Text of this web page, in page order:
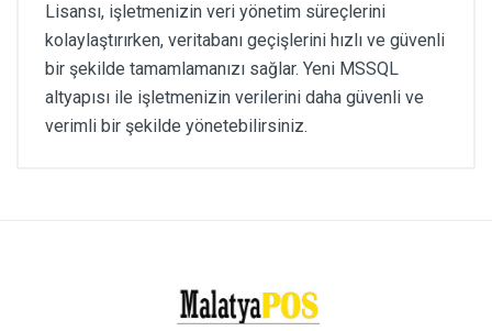
Lisansı, işletmenizin veri yönetim süreçlerini
kolaylaştırırken, veritabanı geçişlerini hızlı ve güvenli
bir şekilde tamamlamanızı sağlar. Yeni MSSQL
altyapısı ile işletmenizin verilerini daha güvenli ve
verimli bir şekilde yönetebilirsiniz.